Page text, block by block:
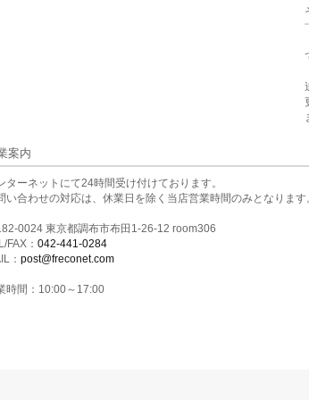
案内
ターネットにて24時間受け付けております。
い合わせの対応は、休業日を除く当店営業時間のみとなります
0024 東京都調布市布田1-26-12 room306
FAX： 042-441-0284
： post@freconet.com
時間：10:00～17:00